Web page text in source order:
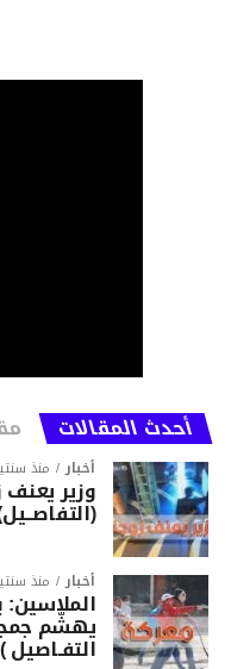
أحدث المقالات
أخبار منذ
وزير
أخبار منذ
يهشّم
التفـاصيل )